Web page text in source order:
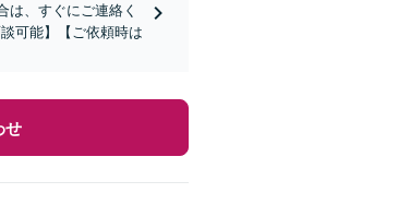
は、すぐにご連絡く
可能】【ご依頼時は
せ